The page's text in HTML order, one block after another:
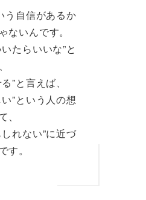
う自信があるか
ないんです。
たらいいな”と
”と言えば、
”という人の想
、
れない”に近づ
す。